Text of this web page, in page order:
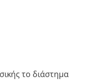
το διάστημα